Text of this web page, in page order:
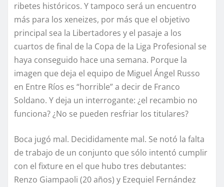
ribetes históricos. Y tampoco será un encuentro
más para los xeneizes, por más que el objetivo
principal sea la Libertadores y el pasaje a los
cuartos de final de la Copa de la Liga Profesional se
haya conseguido hace una semana. Porque la
imagen que deja el equipo de Miguel Ángel Russo
en Entre Ríos es “horrible” a decir de Franco
Soldano. Y deja un interrogante: ¿el recambio no
funciona? ¿No se pueden resfriar los titulares?
Boca jugó mal. Decididamente mal. Se notó la falta
de trabajo de un conjunto que sólo intentó cumplir
con el fixture en el que hubo tres debutantes:
Renzo Giampaoli (20 años) y Ezequiel Fernández